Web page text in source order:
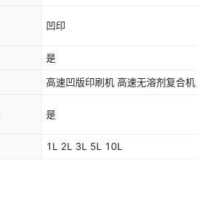
凹印
是
是
1L 2L 3L 5L 10L